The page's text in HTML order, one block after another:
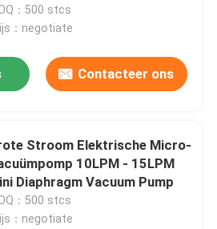
：500 stcs
：negotiate
Contacteer ons
Stroom Elektrische Micro-
10LPM - 15LPM
Diaphragm Vacuum Pump
：500 stcs
：negotiate